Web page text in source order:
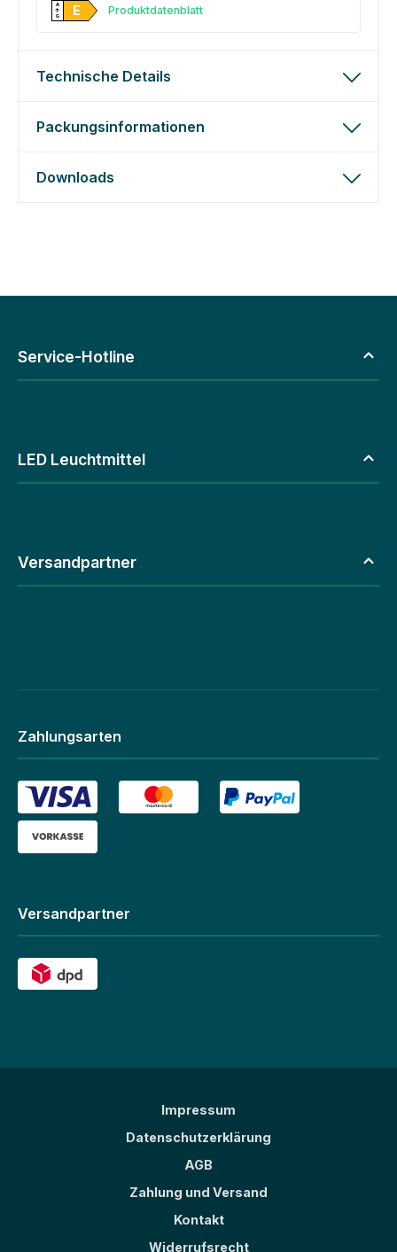
A
↑
G E Produktdatenblatt
Technische Details
Packungsinformationen
Downloads
Service-Hotline
LED Leuchtmittel
Versandpartner
Zahlungsarten
Versandpartner
Impressum
Datenschutzerklärung
AGB
Zahlung und Versand
Kontakt
Widerrufsrecht